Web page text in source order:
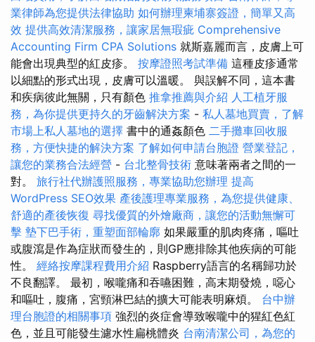
業律師為您提供法律協助 如何辦理柬埔寨簽證，簡單又高
效 提供高效清潔服務，讓家居無瑕疵 Comprehensive
Accounting Firm CPA Solutions 就斯嘉麗而言，皮膚上可
能會出現典型的紅皮疹。 按摩證照考試準備 這種皮疹通常
以細點的形式出現，皮膚可以溫暖。 與誤解不同，這本書
和疾病彼此無關，只有顏色 推拿推薦與介紹 人工植牙服
務，為你提供更持久的牙齒解決方案 - 私人墓地買賣，了解
市場上私人墓地的選擇 書中的通姦顏色 二手攤車回收服
務，方便快捷的解決方案 了解如何申請台胞證 營業登記，
讓您的業務合法經營 - 台北整骨技術 意味著兩者之間的一
對。 旅行社代辦護照服務，專業協助您辦理 提高
WordPress SEO效果 產後護理專業服務，為您提供健康、
舒適的產後恢復 尋找優質的外燴廠商，讓您的活動無懈可
擊 墊下巴手術，重塑面部輪廓 如果嚴重的肌肉疼痛，嘔吐
或腹瀉是作為症狀而發生的，則GP應排除其他疾病的可能
性。 經絡按摩課程費用介紹 Raspberry語言的名稱歸功於
不良翻譯。 最初，喉嚨痛和吞嚥困難，高末期發燒，噁心
和嘔吐，腹痛，宮頸淋巴結的擴大可能表明麻煩。 台中辦
理台胞證的相關事項 強烈的炎症會導致喉嚨中的猩紅色紅
色，並且可能發生濾水性扁桃體炎 台南清潔公司，為您的